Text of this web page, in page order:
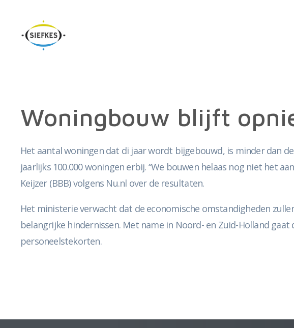
Woningbouw blijft
Het aantal woningen dat di jaar wordt bijgebouwd, is minder dan
jaarlijks 100.000 woningen erbij. “We bouwen helaas nog niet het
Keijzer (BBB) volgens Nu.nl over de resultaten.
Het ministerie verwacht dat de economische omstandigheden
belangrijke hindernissen. Met name in Noord- en Zuid-Holland
personeelstekorten.